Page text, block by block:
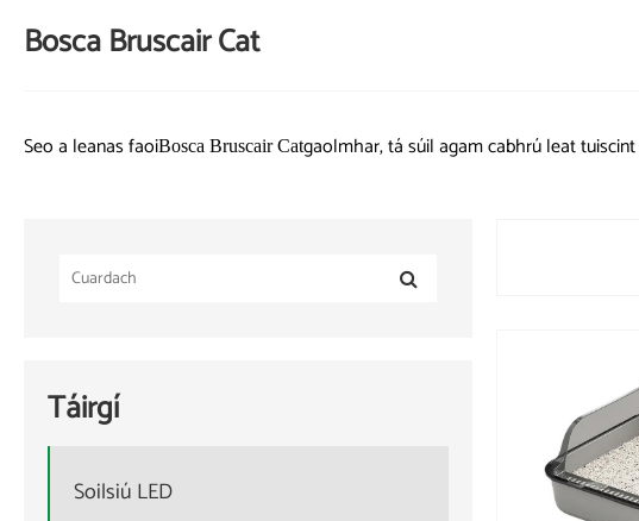
Bosca Bruscair Cat
Seo a leanas faoiBosca Bruscair Catgaolmhar, tá súil agam cabhrú leat
Táirgí
Soilsiú LED